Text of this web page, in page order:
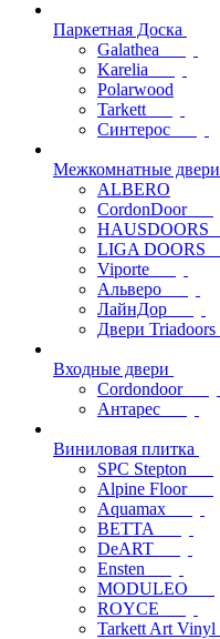
Паркетная Доска
Galathea
Karelia
Polarwood
Tarkett
Синтерос
Межкомнатные двери
ALBERO
CordonDoor
HAUSDOORS
LIGA DOORS
Viporte
Альверо
ЛайнДор
Двери Triadoors
Входные двери
Cordondoor
Антарес
Виниловая плитка
SPC Stepton
Alpine Floor
Aquamax
BETTA
DeART
Ensten
MODULEO
ROYCE
Tarkett Art Vinyl